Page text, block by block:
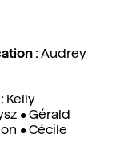
: Audrey
Kelly
•Gérald
•Cécile